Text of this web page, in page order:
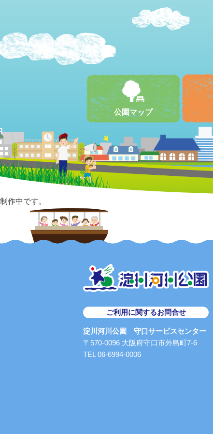
公園マップ
制作中です。
ご利用に関するお問合せ
淀川河川公園 守口サービスセンター
〒570-0096 大阪府守口市外島町7-6
TEL 06-6994-0006